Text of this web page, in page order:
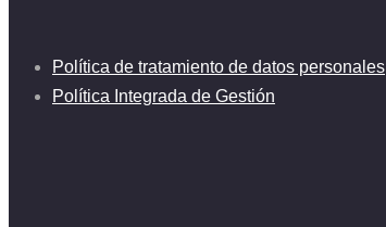
Política de tratamiento de datos personales
Política Integrada de Gestión